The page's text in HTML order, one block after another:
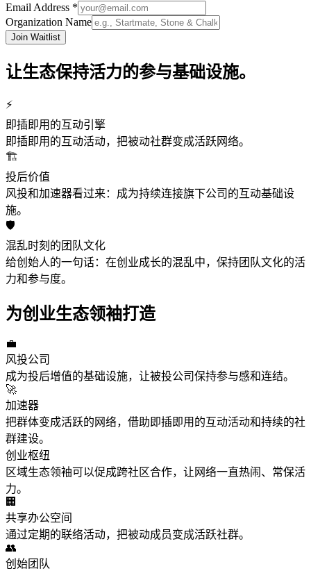
Email Address *
Organization Name
Join Waitlist
让生态保持活力的参与基础设施。
⚡
即插即用的互动引擎
即插即用的互动活动，把被动社群变成活跃网络。
🏗️
投后价值
风投和加速器看过来：成为持续连接旗下公司的互动基础设
施。
🛡️
混乱时刻的团队文化
给创始人的一句话：在创业成长的混乱中，保持团队文化的活
力和参与度。
为创业生态领袖打造
💼
风投公司
成为投后增值的基础设施，让被投公司保持参与感和连结。
🚀
加速器
把群体变成活跃的网络，借助即插即用的互动活动和持续的社
群建设。
创业枢纽
区域生态领袖可以促成跨社区合作，让网络一直热闹、常保活
力。
🏢
共享办公空间
通过定期的联络活动，把被动成员变成活跃社群。
👥
创始团队